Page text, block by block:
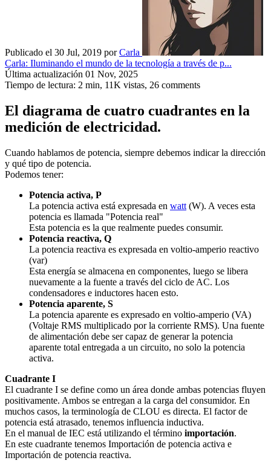
Publicado el 30 Jul, 2019 porCarla
Carla: Iluminando el mundo de la tecnología a través de p...
Última actualización 01 Nov, 2025
Tiempo de lectura: 2 min, 11K vistas, 26 comments
El diagrama de cuatro cuadrantes en la
medición de electricidad.
Cuando hablamos de potencia, siempre debemos indicar la dirección
y qué tipo de potencia.
Podemos tener:
Potencia activa, P
La potencia activa está expresada en watt (W). A veces esta
potencia es llamada "Potencia real"
Esta potencia es la que realmente puedes consumir.
Potencia reactiva, Q
La potencia reactiva es expresada en voltio-amperio reactivo
(var)
Esta energía se almacena en componentes, luego se libera
nuevamente a la fuente a través del ciclo de AC. Los
condensadores e inductores hacen esto.
Potencia aparente, S
La potencia aparente es expresado en voltio-amperio (VA)
(Voltaje RMS multiplicado por la corriente RMS). Una fuente
de alimentación debe ser capaz de generar la potencia
aparente total entregada a un circuito, no solo la potencia
activa.
Cuadrante I
El cuadrante I se define como un área donde ambas potencias fluyen
positivamente. Ambos se entregan a la carga del consumidor. En
muchos casos, la terminología de CLOU es directa. El factor de
potencia está atrasado, tenemos influencia inductiva.
En el manual de IEC está utilizando el término importación.
En este cuadrante tenemos Importación de potencia activa e
Importación de potencia reactiva.